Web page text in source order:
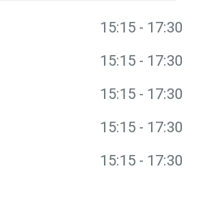
15:15 - 17:30
15:15 - 17:30
15:15 - 17:30
15:15 - 17:30
15:15 - 17:30